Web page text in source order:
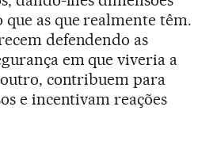
as que realmente têm.
defendendo as
em que viveria a
contribuem para
e incentivam reações